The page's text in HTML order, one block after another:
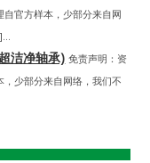
官方样本，少部分来自网
洁净轴承) 免责声明：资
少部分来自网络，我们不